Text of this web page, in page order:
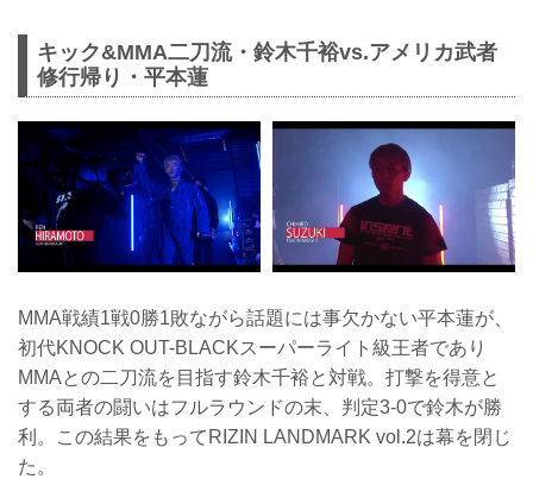
キック&MMA二刀流・鈴木千裕vs.アメリカ武者
修行帰り・平本蓮
MMA戦績1戦0勝1敗ながら話題には事欠かない平本蓮が、
初代KNOCK OUT-BLACKスーパーライト級王者であり
MMAとの二刀流を目指す鈴木千裕と対戦。打撃を得意と
する両者の闘いはフルラウンドの末、判定3-0で鈴木が勝
利。この結果をもってRIZIN LANDMARK vol.2は幕を閉じ
た。